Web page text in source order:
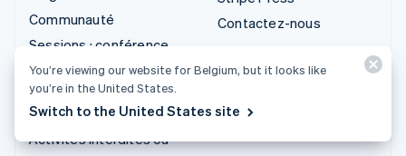
Communauté
Sessions : conférence
annuelle
Confidentialité et
conditions générales
Activités interdites ou
Contactez-nous
You’re viewing our website for Belgium, but it looks like
you’re in the United States.
Switch to the United States site